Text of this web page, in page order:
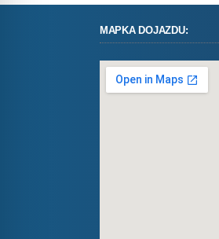
MAPKA DOJAZDU: